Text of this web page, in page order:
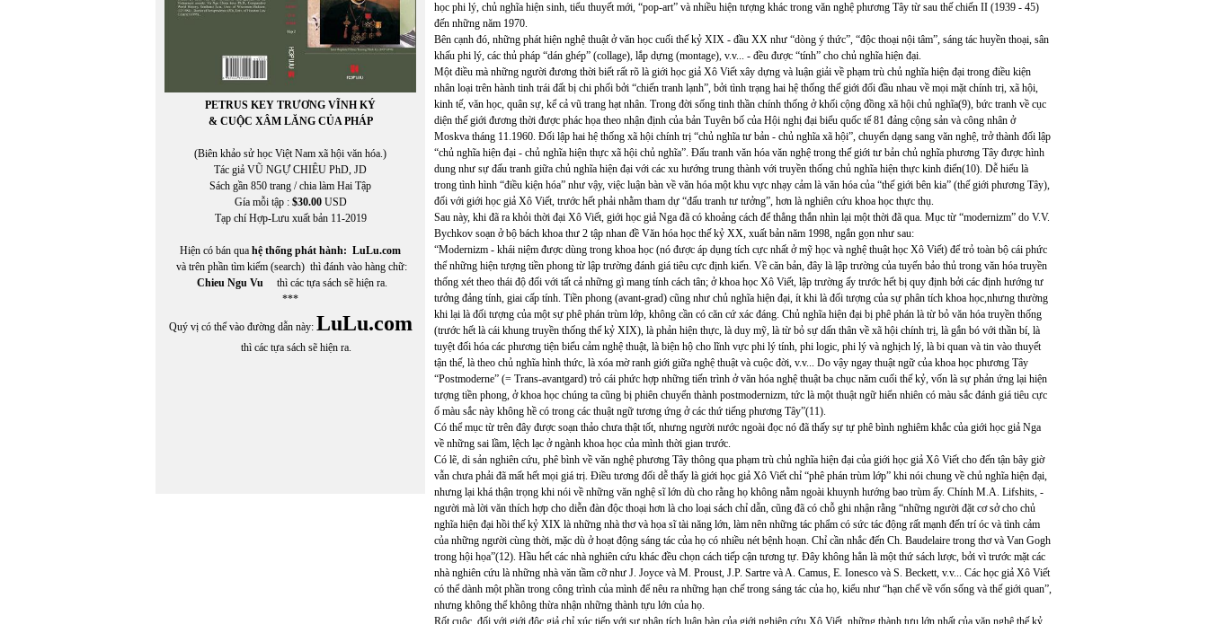
PETRUS KEY TRƯƠNG VĨNH KÝ
& CUỘC XÂM LĂNG CỦA PHÁP
(Biên khảo sử học Việt Nam xã hội văn hóa.)
Tác giả VŨ NGỰ CHIÊU PhD, JD
Sách gần 850 trang / chia làm Hai Tập
Gía mỗi tập : $30.00USD
Tạp chí Hợp-Lưu xuất bản 11-2019
Hiện có bán qua hệ thống phát hành: LuLu.com
và trên phần tìm kiếm (search) thì đánh vào hàng chữ:
Chieu Ngu Vu thì các tựa sách sẽ hiện ra.
***
Quý vị có thể vào đường dẫn này: LuLu.com
thì các tựa sách sẽ hiện ra.
học phi lý, chủ nghĩa hiện sinh, tiểu thuyết mới, “pop-art” và nhiều hiện tượng khác trong văn nghệ phương Tây từ sau thế chiến II (1939 - 45)
đến những năm 1970.
Bên cạnh đó, những phát hiện nghệ thuật ở văn học cuối thế kỷ XIX - đầu XX như “dòng ý thức”, “độc thoại nội tâm”, sáng tác huyền thoại, sân
khấu phi lý, các thủ pháp “dán ghép” (collage), lắp dựng (montage), v.v... - đều được “tính” cho chủ nghĩa hiện đại.
Một điều mà những người đương thời biết rất rõ là giới học giả Xô Viết xây dựng và luận giải về phạm trù chủ nghĩa hiện đại trong điều kiện
nhân loại trên hành tinh trái đất bị chi phối bởi “chiến tranh lạnh”, bởi tình trạng hai hệ thống thế giới đối đầu nhau về mọi mặt chính trị, xã hội,
kinh tế, văn học, quân sự, kể cả vũ trang hạt nhân. Trong đời sống tinh thần chính thống ở khối cộng đồng xã hội chủ nghĩa(9), bức tranh về cục
diện thế giới đương thời được phác họa theo nhận định của bản Tuyên bố của Hội nghị đại biểu quốc tế 81 đảng cộng sản và công nhân ở
Moskva tháng 11.1960. Đối lập hai hệ thống xã hội chính trị “chủ nghĩa tư bản - chủ nghĩa xã hội”, chuyển dạng sang văn nghệ, trở thành đối lập
“chủ nghĩa hiện đại - chủ nghĩa hiện thực xã hội chủ nghĩa”. Đấu tranh văn hóa văn nghệ trong thế giới tư bản chủ nghĩa phương Tây được hình
dung như sự đấu tranh giữa chủ nghĩa hiện đại với các xu hướng trung thành với truyền thống chủ nghĩa hiện thực kinh điển(10). Dễ hiểu là
trong tình hình “điều kiện hóa” như vậy, việc luận bàn về văn hóa một khu vực nhạy cảm là văn hóa của “thế giới bên kia” (thế giới phương Tây),
đối với giới học giả Xô Viết, trước hết phải nhằm tham dự “đấu tranh tư tưởng”, hơn là nghiên cứu khoa học thực thụ.
Sau này, khi đã ra khỏi thời đại Xô Viết, giới học giả Nga đã có khoảng cách để thẳng thắn nhìn lại một thời đã qua. Mục từ “modernizm” do V.V.
Bychkov soạn ở bộ bách khoa thư 2 tập nhan đề Văn hóa học thế kỷ XX, xuất bản năm 1998, ngắn gọn như sau:
“Modernizm - khái niệm được dùng trong khoa học (nó được áp dụng tích cực nhất ở mỹ học và nghệ thuật học Xô Viết) để trỏ toàn bộ cái phức
thể những hiện tượng tiền phong từ lập trường đánh giá tiêu cực định kiến. Về căn bản, đây là lập trường của tuyến bảo thủ trong văn hóa truyền
thống xét theo thái độ đối với tất cả những gì mang tính cách tân; ở khoa học Xô Viết, lập trường ấy trước hết bị quy định bởi các định hướng tư
tưởng đảng tính, giai cấp tính. Tiền phong (avant-grad) cũng như chủ nghĩa hiện đại, ít khi là đối tượng của sự phân tích khoa học,nhưng thường
khi lại là đối tượng của một sự phê phán trùm lớp, không cần có căn cứ xác đáng. Chủ nghĩa hiện đại bị phê phán là từ bỏ văn hóa truyền thống
(trước hết là cái khung truyền thống thế kỷ XIX), là phản hiện thực, là duy mỹ, là từ bỏ sự dấn thân về xã hội chính trị, là gắn bó với thần bí, là
tuyệt đối hóa các phương tiện biểu cảm nghệ thuật, là biện hộ cho lĩnh vực phi lý tính, phi logic, phi lý và nghịch lý, là bi quan và tin vào thuyết
tận thế, là theo chủ nghĩa hình thức, là xóa mờ ranh giới giữa nghệ thuật và cuộc đời, v.v... Do vậy ngay thuật ngữ của khoa học phương Tây
“Postmoderne” (= Trans-avantgard) trỏ cái phức hợp những tiến trình ở văn hóa nghệ thuật ba chục năm cuối thế kỷ, vốn là sự phản ứng lại hiện
tượng tiền phong, ở khoa học chúng ta cũng bị phiên chuyển thành postmodernizm, tức là một thuật ngữ hiển nhiên có màu sắc đánh giá tiêu cực
ố màu sắc này không hề có trong các thuật ngữ tương ứng ở các thứ tiếng phương Tây”(11).
Có thể mục từ trên đây được soạn thảo chưa thật tốt, nhưng người nước ngoài đọc nó đã thấy sự tự phê bình nghiêm khắc của giới học giả Nga
về những sai lầm, lệch lạc ở ngành khoa học của mình thời gian trước.
Có lẽ, di sản nghiên cứu, phê bình về văn nghệ phương Tây thông qua phạm trù chủ nghĩa hiện đại của giới học giả Xô Viết cho đến tận bây giờ
vẫn chưa phải đã mất hết mọi giá trị. Điều tương đối dễ thấy là giới học giả Xô Viết chỉ “phê phán trùm lớp” khi nói chung về chủ nghĩa hiện đại,
nhưng lại khá thận trọng khi nói về những văn nghệ sĩ lớn dù cho rằng họ không nằm ngoài khuynh hướng bao trùm ấy. Chính M.A. Lifshits, -
người mà lời văn thích hợp cho diễn đàn độc thoại hơn là cho loại sách chỉ dẫn, cũng đã có chỗ ghi nhận rằng “những người đặt cơ sở cho chủ
nghĩa hiện đại hồi thế kỷ XIX là những nhà thơ và họa sĩ tài năng lớn, làm nên những tác phẩm có sức tác động rất mạnh đến trí óc và tình cảm
của những người cùng thời, mặc dù ở hoạt động sáng tác của họ có nhiều nét bệnh hoạn. Chỉ cần nhắc đến Ch. Baudelaire trong thơ và Van Gogh
trong hội họa”(12). Hầu hết các nhà nghiên cứu khác đều chọn cách tiếp cận tương tự. Đây không hẳn là một thứ sách lược, bởi vì trước mặt các
nhà nghiên cứu là những nhà văn tầm cỡ như J. Joyce và M. Proust, J.P. Sartre và A. Camus, E. Ionesco và S. Beckett, v.v... Các học giả Xô Viết
có thể dành một phần trong công trình của mình để nêu ra những hạn chế trong sáng tác của họ, kiểu như “hạn chế về vốn sống và thế giới quan”,
nhưng không thể không thừa nhận những thành tựu lớn của họ.
Rốt cuộc, đối với giới độc giả chỉ xúc tiếp với sự phân tích luận bàn của giới nghiên cứu Xô Viết, những thành tựu lớn nhất của văn nghệ thế kỷ